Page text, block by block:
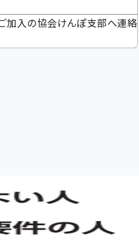
加入の協会けんぽ支部へ連絡